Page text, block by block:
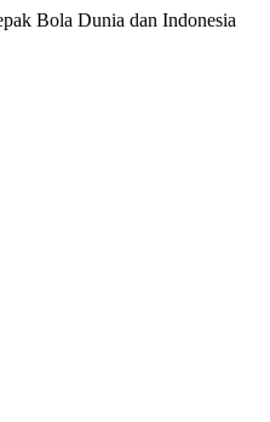
Bola Dunia dan Indonesia